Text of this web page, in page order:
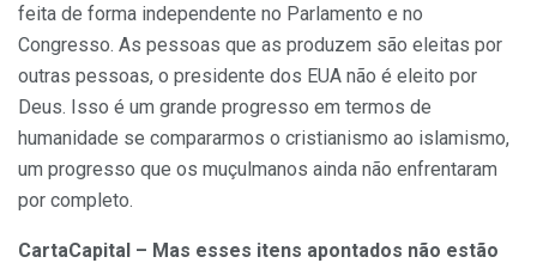
feita de forma independente no Parlamento e no
Congresso. As pessoas que as produzem são eleitas por
outras pessoas, o presidente dos EUA não é eleito por
Deus. Isso é um grande progresso em termos de
humanidade se compararmos o cristianismo ao islamismo,
um progresso que os muçulmanos ainda não enfrentaram
por completo.
CartaCapital – Mas esses itens apontados não estão